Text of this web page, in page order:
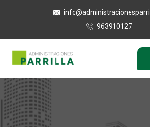
963910127